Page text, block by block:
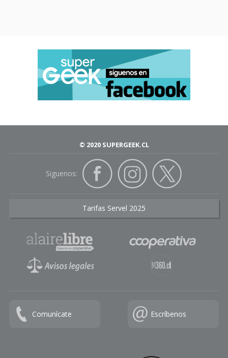
© 2020 SUPERGEEK.CL
Siguenos:
Tarifas Servel 2025
Comunícate Escríbenos